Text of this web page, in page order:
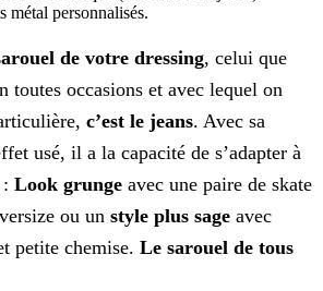
métal personnalisés.
de votre dressing, celui que
toutes occasions et avec lequel on
c’est le jeans. Avec sa
usé, il a la capacité de s’adapter à
Look grunge avec une paire de skate
ou un style plus sage avec
petite chemise. Le sarouel de tous